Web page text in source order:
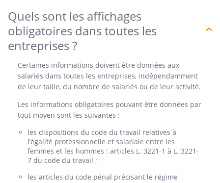
Quels sont les affichages
obligatoires dans toutes les
entreprises ?
Certaines informations doivent être données aux
salariés dans toutes les entreprises, indépendamment
de leur taille, du nombre de salariés ou de leur activité.
Les informations obligatoires pouvant être données par
tout moyen sont les suivantes :
les dispositions du code du travail relatives à
l’égalité professionnelle et salariale entre les
femmes et les hommes : articles L. 3221-1 à L. 3221-
7 du code du travail ;
les articles du code pénal précisant le régime